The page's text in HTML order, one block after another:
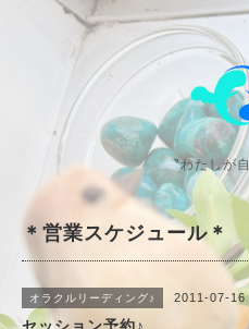
〝わたしが
＊営業スケジュール＊
オラクルリーディング♪ 2011-07-16